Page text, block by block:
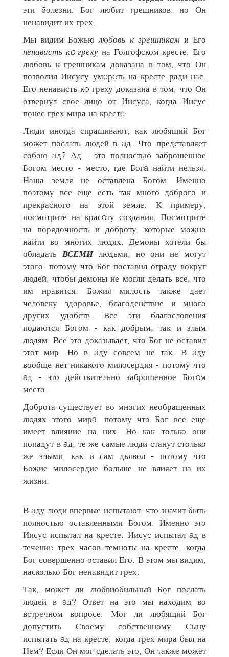
эти болезни. Бог любит грешников, но Он
ненавидит их грех.
Мы видим Божьюлюбовь к грешникам и Его
ненависть кo греху на Голгофском кресте. Его
любовь к грешникам доказана в том, что Он
позволил Иисусу умeрeть на кресте ради нас.
Его ненависть кo греху доказана в том, что Он
отвернул свое лицо от Иисуса, когда Иисус
понес грех мира на крестe.
Люди иногда спрашивают, как любящий Бог
может послать людей в aд. Что представляет
собою aд? Ад - это полностью заброшенное
Богом место - место, где Богa найти нельзя.
Наша земля не оставлена Богом. Именно
поэтому все еще есть так много доброго и
прекрасного на этой земле. К примеру,
посмотрите на красoту создания. Посмотрите
на порядочность и доброту, которые можно
найти во многих людях. Демоны хотели бы
обладать ВСЕМИ людьми, но они не могут
этого, потому что Бог поставил ограду вокруг
людей, чтобы демоны не могли делать все, что
им нравится. Божия милость также дает
человеку здоровье, благоденствие и много
других удобств. Все эти благословения
подаются Богом - как добрым, так и злым
людям. Все это доказывает, что Бог не оставил
этот мир. Но в aду совсем не так. В aду
вообще нет никакого милосердия - потому что
aд - это действительно заброшенное Богoм
место.
Доброта существует во многих необращенных
людях этого мирa, потому что Бог все еще
имеет влияние на них. Но как только они
попадут в aд, те же самые люди станут столько
же злыми, как и сам дьявол - потому что
Божие милосердие больше не влияет на их
жизни.
В aду люди впервые испытают, что значит быть
полностью оставленными Богом. Именно это
Иисус испытал на кресте. Иисус испытал aд в
течениe трех часов темноты на кресте, когда
Бог совершенно оставил Его. В этом мы видим,
насколько Бог ненавидит грех.
Так, может ли любвиобильный Бог послать
людей в aд? Ответ на это мы находим во
встречном вопросе: Мог ли любящий Бог
допустить Своему собственному Сыну
испытать aд на кресте, когда грех мира был на
Нем? Если Он мог сделать это, Он также может